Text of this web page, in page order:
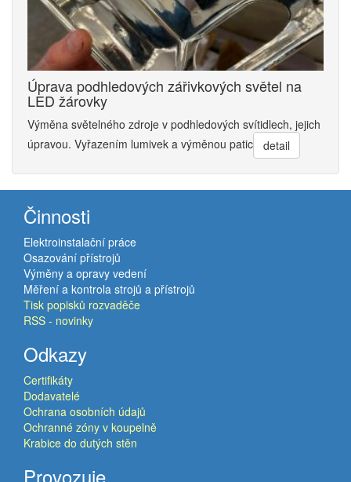
Úprava podhledových zářivkových světel na
LED žárovky
Výměna světelného zdroje v podhledových svítidlech, jejich
úpravou. Vyřazením lumivek a výměnou patic
detail
Činnosti
Elektroinstalační práce
Osazování přístrojů
Výměny a opravy vedení
Měření a kontrola strojů a přístrojů
Tisk popisků rozvaděče
RSS - novinky
Odkazy
Certifikáty
Dodavatelé
Ochrana osobních údajů
Ochranné zóny v koupelně
Krabice do dutých stěn
Provozuje